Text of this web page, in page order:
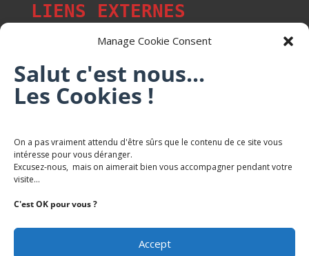
Manage Cookie Consent
Salut c'est nous...
Les Cookies !
On a pas vraiment attendu d'être sûrs que le contenu de ce site vous
intéresse pour vous déranger.
Excusez-nous, mais on aimerait bien vous accompagner pendant votre
visite...
C'est OK pour vous ?
Accept
LIENS EXTERNES
Les p'tits citoyens de Mont-Saint-Martin
Trail Saintmartinois Daniel FEITE
Karaté Mont Saint Martin